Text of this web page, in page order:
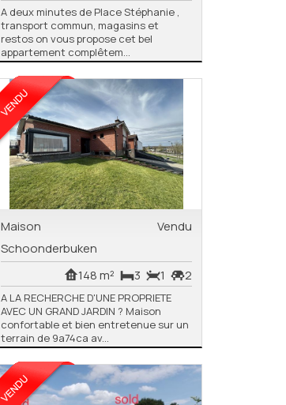
A deux minutes de Place Stéphanie ,
transport commun, magasins et
restos on vous propose cet bel
appartement complêtem...
Maison
Vendu
Schoonderbuken
2
1
3
148 m²
A LA RECHERCHE D'UNE PROPRIETE
AVEC UN GRAND JARDIN ? Maison
confortable et bien entretenue sur un
terrain de 9a74ca av...